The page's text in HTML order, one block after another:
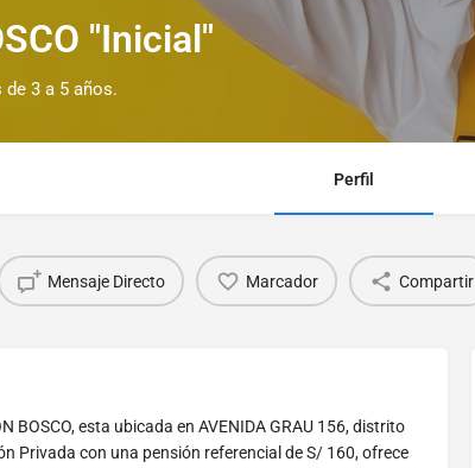
"Inicial"
3 a 5 años.
Perfil
Mensaje Directo Marcador Compartir
BOSCO, esta ubicada en AVENIDA GRAU 156, distrito
Privada con una pensión referencial de S/ 160, ofrece